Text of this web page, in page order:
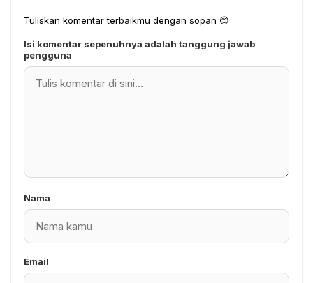
Tuliskan komentar terbaikmu dengan sopan 😊
Isi komentar sepenuhnya adalah tanggung jawab
pengguna
Nama
Email